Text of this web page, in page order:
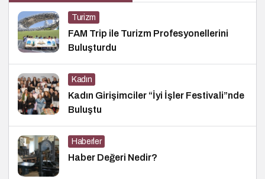
Turizm
FAM Trip ile Turizm Profesyonellerini
Buluşturdu
Kadın
Kadın Girişimciler “İyi İşler Festivali”nde
Buluştu
Haberler
Haber Değeri Nedir?